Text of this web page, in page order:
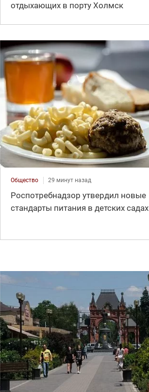
отдыхающих в порту Холмск
Общество 29 минут назад
Роспотребнадзор утвердил новые
стандарты питания в детских садах